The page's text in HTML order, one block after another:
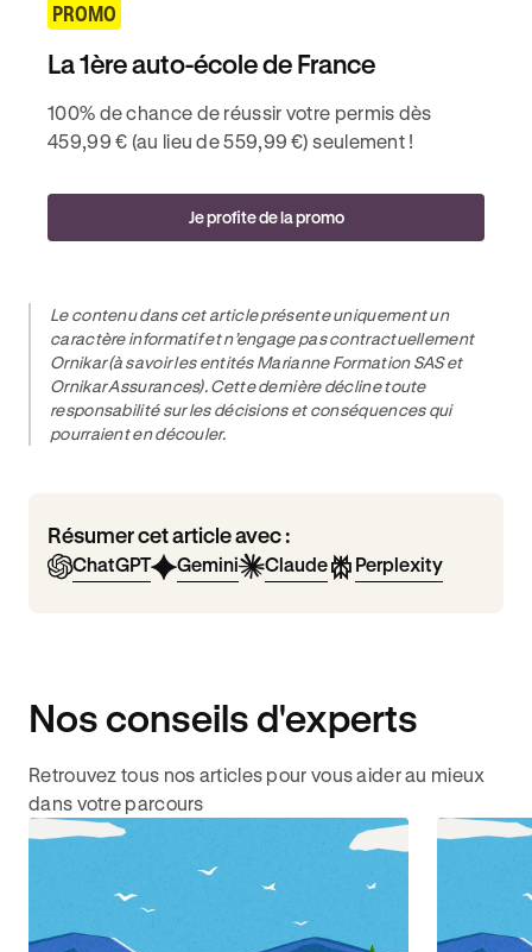
PROMO
La 1ère auto-école de France
100% de chance de réussir votre permis dès
459,99 € (au lieu de 559,99 €) seulement !
Je profite de la promo
Le contenu dans cet article présente uniquement un
caractère informatif et n’engage pas contractuellement
Ornikar (à savoir les entités Marianne Formation SAS et
Ornikar Assurances). Cette dernière décline toute
responsabilité sur les décisions et conséquences qui
pourraient en découler.
Résumer cet article avec :
ChatGPT Gemini Claude Perplexity
Nos conseils d'experts
Retrouvez tous nos articles pour vous aider au mieux
dans votre parcours